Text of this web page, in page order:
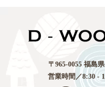
〒965-0055 福島
営業時間／8:30 -